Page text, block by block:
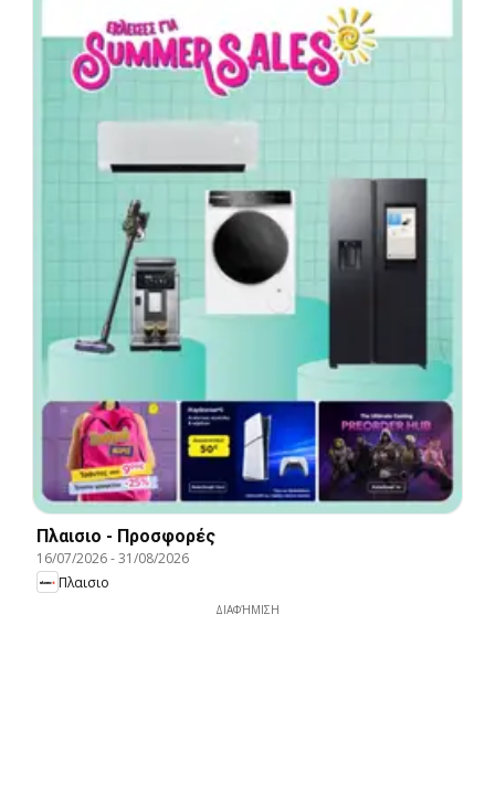
Πλαισιο - Προσφορές
16/07/2026-31/08/2026
Πλαισιο
ΔΙΑΦΉΜΙΣΗ